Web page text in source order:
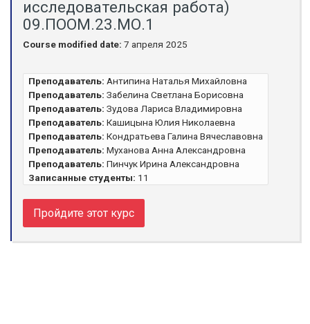
исследовательская работа)
09.ПООМ.23.МО.1
Course modified date: 7 апреля 2025
Преподаватель: Антипина Наталья Михайловна
Преподаватель: Забелина Светлана Борисовна
Преподаватель: Зудова Лариса Владимировна
Преподаватель: Кашицына Юлия Николаевна
Преподаватель: Кондратьева Галина Вячеславовна
Преподаватель: Муханова Анна Александровна
Преподаватель: Пинчук Ирина Александровна
Записанные студенты: 11
Пройдите этот курс